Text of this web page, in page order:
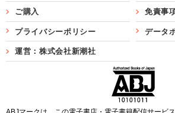
ご購入 免責事
プライバシーポリシー データ
運営：株式会社新潮社